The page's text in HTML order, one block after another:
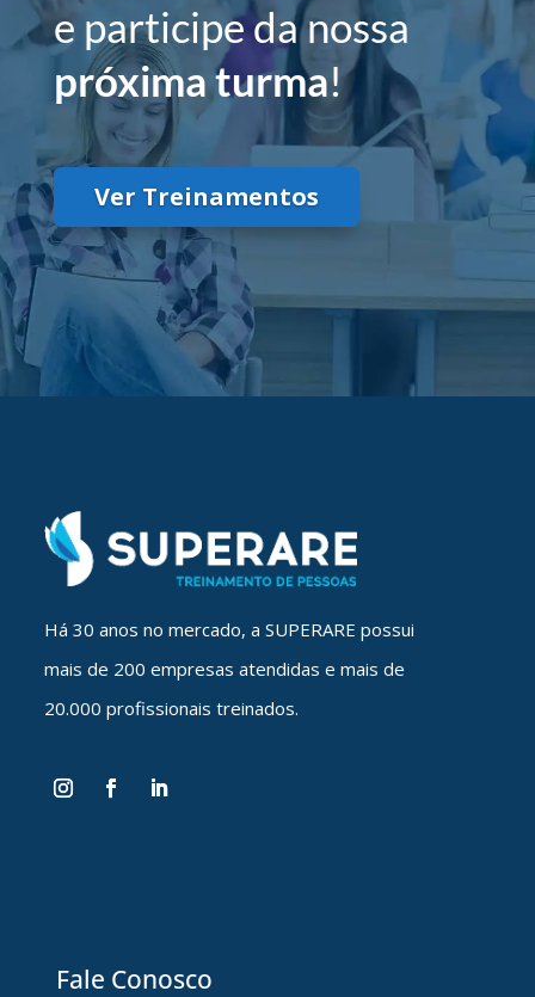
e participe da nossa
próxima turma!
Ver Treinamentos
Há 30 anos no mercado, a SUPERARE possui
mais de 200 empresas atendidas e mais de
20.000 profissionais treinados.
Fale Conosco